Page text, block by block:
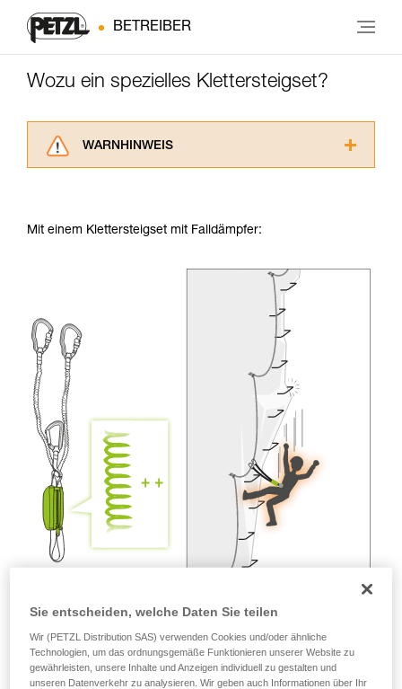
BETREIBER
Wozu ein spezielles Klettersteigset?
WARNHINWEIS
ziehen. Um diese Zusatzinformationen
der Gebrauchsanweisung enthaltenen
Informationen richtig verstanden haben.
Die Beherrschung dieser Techniken setzt eine
entsprechende Ausbildung und ein spezielles
Training voraus. Prüfen Sie zusammen mit
einem Profi, ob Sie in der Lage sind, den
Vorgang alleine sicher zu wiederholen, bevor
Sie ihn eigenständig durchführen.
Wir geben Beispiele für die mit Ihrer Aktivität
verbundenen Techniken. Möglicherweise gibt es
noch andere Techniken, die hier nicht
beschrieben werden.
Mit einem Klettersteigset mit Falldämpfer:
Sie entscheiden, welche Daten Sie teilen
Wir (PETZL Distribution SAS) verwenden Cookies und/oder ähnliche
Technologien, um das ordnungsgemäße Funktionieren unserer Website zu
gewährleisten, unsere Inhalte und Anzeigen individuell zu gestalten und
unseren Datenverkehr zu analysieren. Wir geben auch Informationen über Ihr